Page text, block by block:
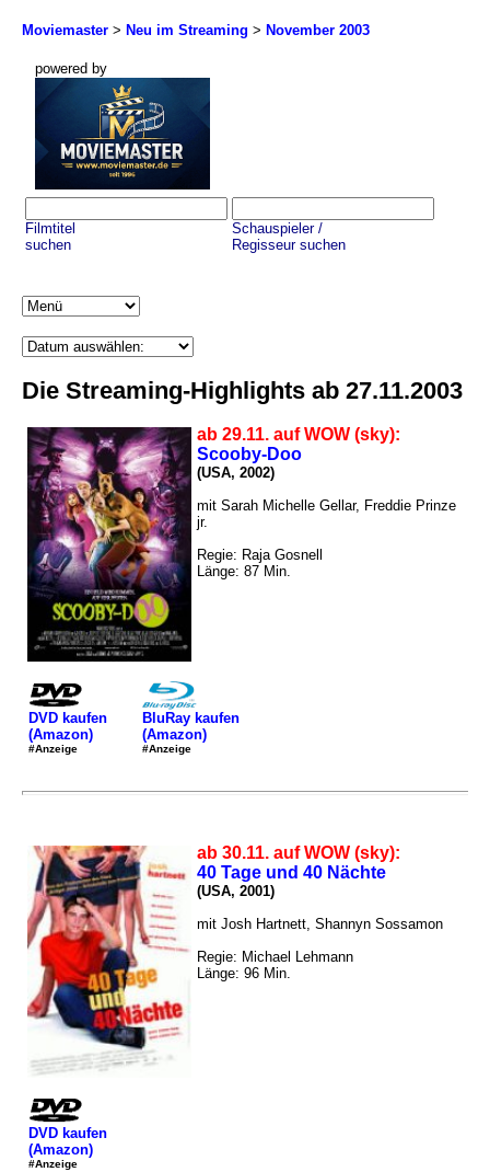
Moviemaster > Neu im Streaming > November 2003
powered by
Filmtitel
suchen
Schauspieler /
Regisseur suchen
Die Streaming-Highlights ab 27.11.2003
ab 29.11. auf WOW (sky):
Scooby-Doo
(USA, 2002)
mit Sarah Michelle Gellar, Freddie Prinze
jr.
Regie: Raja Gosnell
Länge: 87 Min.
DVD kaufen
(Amazon)
#Anzeige
BluRay kaufen
(Amazon)
#Anzeige
ab 30.11. auf WOW (sky):
40 Tage und 40 Nächte
(USA, 2001)
mit Josh Hartnett, Shannyn Sossamon
Regie: Michael Lehmann
Länge: 96 Min.
DVD kaufen
(Amazon)
#Anzeige